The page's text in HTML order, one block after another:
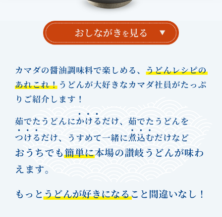
サイトマップ
お問い合わせ カタログ請求
お電話でのお問い合わせ・ご注文
0120-46-0306
受付時間 / 8:00〜17:30（日・祝日除く）